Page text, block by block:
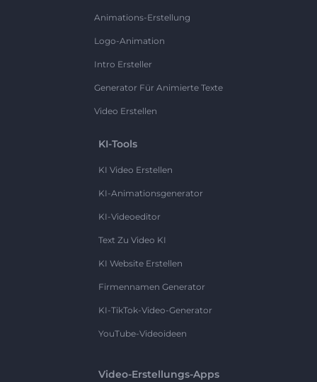
Animations-Erstellung
Logo-Animation
Intro Ersteller
Generator Für Animierte Texte
Video Erstellen
KI-Tools
KI Video Erstellen
KI-Animationsgenerator
KI-Videoeditor
Text Zu Video KI
KI Website Erstellen
Firmennamen Generator
KI-TikTok-Video-Generator
YouTube-Videoideen
Video-Erstellungs-Apps